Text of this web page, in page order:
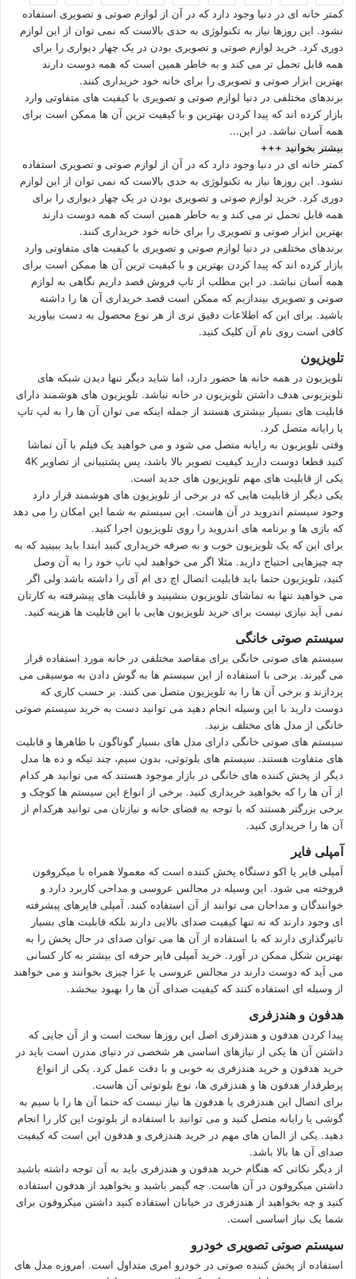
کمتر خانه ای در دنیا وجود دارد که در آن از لوازم صوتی و تصویری استفاده
نشود. این روزها نیاز به تکنولوژی به حدی بالاست که نمی توان از این لوازم
دوری کرد. خرید لوازم صوتی و تصویری بودن در یک چهار دیواری را برای
همه قابل تحمل تر می کند و به خاطر همین است که همه دوست دارند
بهترین ابزار صوتی و تصویری را برای خانه خود خریداری کنند.
برندهای مختلفی در دنیا لوازم صوتی و تصویری با کیفیت های متفاوتی وارد
بازار کرده اند که پیدا کردن بهترین و با کیفیت ترین آن ها ممکن است برای
همه آسان نباشد. در این...
بیشتر بخوانید +++
کمتر خانه ای در دنیا وجود دارد که در آن از لوازم صوتی و تصویری استفاده
نشود. این روزها نیاز به تکنولوژی به حدی بالاست که نمی توان از این لوازم
دوری کرد. خرید لوازم صوتی و تصویری بودن در یک چهار دیواری را برای
همه قابل تحمل تر می کند و به خاطر همین است که همه دوست دارند
بهترین ابزار صوتی و تصویری را برای خانه خود خریداری کنند.
برندهای مختلفی در دنیا لوازم صوتی و تصویری با کیفیت های متفاوتی وارد
بازار کرده اند که پیدا کردن بهترین و با کیفیت ترین آن ها ممکن است برای
همه آسان نباشد. در این مطلب از تاپ فروش قصد داریم نگاهی به لوازم
صوتی و تصویری بیندازیم که ممکن است قصد خریداری آن ها را داشته
باشید. برای این که اطلاعات دقیق تری از هر نوع محصول به دست بیاورید
کافی است روی نام آن کلیک کنید.
تلویزیون
تلویزیون در همه خانه ها حضور دارد، اما شاید دیگر تنها دیدن شبکه های
تلویزیونی هدف داشتن تلویزیون در خانه نباشد. تلویزیون های هوشمند دارای
قابلیت های بسیار بیشتری هستند از جمله اینکه می توان آن ها را به لپ تاپ
یا رایانه متصل کرد.
وقتی تلویزیون به رایانه متصل می شود و می خواهید یک فیلم با آن تماشا
کنید قطعا دوست دارید کیفیت تصویر بالا باشد، پس پشتیبانی از تصاویر 4K
یکی از قابلیت های مهم تلویزیون های جدید است.
یکی دیگر از قابلیت هایی که در برخی از تلویزیون های هوشمند قرار دارد
وجود سیستم اندروید در آن هاست. این سیستم به شما این امکان را می دهد
که بازی ها و برنامه های اندروید را روی تلویزیون اجرا کنید.
برای این که یک تلویزیون خوب و به صرفه خریداری کنید ابتدا باید ببینید که به
چه چیزهایی احتیاج دارید. مثلا اگر می خواهید لپ تاپ خود را به آن وصل
کنید، تلویزیون حتما باید قابلیت اتصال اچ دی ام آی را داشته باشد ولی اگر
می خواهید تنها به تماشای تلویزیون بنشینید و قابلیت های پیشرفته به کارتان
نمی آید نیازی نیست برای خرید تلویزیون هایی با این قابلیت ها هزینه کنید.
سیستم صوتی خانگی
سیستم های صوتی خانگی برای مقاصد مختلفی در خانه مورد استفاده قرار
می گیرند. برخی با استفاده از این سیستم ها به گوش دادن به موسیقی می
پردازند و برخی آن ها را به تلویزیون متصل می کنند. بر حسب کاری که
دوست دارید با این وسیله انجام دهید می توانید دست به خرید سیستم صوتی
خانگی از مدل های مختلف بزنید.
سیستم های صوتی خانگی دارای مدل های بسیار گوناگون با ظاهرها و قابلیت
های متفاوت هستند. سیستم های بلوتوثی، بدون سیم، چند تیکه و ده ها مدل
دیگر از پخش کننده های خانگی در بازار موجود هستند که می توانید هر کدام
از آن ها را که بخواهید خریداری کنید. برخی از انواع این سیستم ها کوچک و
برخی بزرگتر هستند که با توجه به فضای خانه و نیازتان می توانید هرکدام از
آن ها را خریداری کنید.
آمپلی فایر
آمپلی فایر یا اکو دستگاه پخش کننده است که معمولا همراه با میکروفون
فروخته می شود. این وسیله در مجالس عروسی و مداحی کاربرد دارد و
خوانندگان و مداحان می توانند از آن استفاده کنند. آمپلی فایرهای پیشرفته
ای وجود دارند که نه تنها کیفیت صدای بالایی دارند بلکه قابلیت های بسیار
تاثیرگذاری دارند که با استفاده از آن ها می توان صدای در حال پخش را به
بهترین شکل ممکن در آورد. خرید آمپلی فایر حرفه ای بیشتر به کار کسانی
می آید که دوست دارند در مجالس عروسی یا عزا چیزی بخوانند و می خواهند
از وسیله ای استفاده کنند که کیفیت صدای آن ها را بهبود ببخشد.
هدفون و هندزفری
پیدا کردن هدفون و هندزفری اصل این روزها سخت است و از آن جایی که
داشتن آن ها یکی از نیازهای اساسی هر شخصی در دنیای مدرن است باید در
خرید هدفون و خرید هندزفری به خوبی و با دقت عمل کرد. یکی از انواع
پرطرفدار هدفون ها و هندزفری ها، نوع بلوتوثی آن هاست.
برای اتصال این هندزفری یا هدفون ها نیاز نیست که حتما آن ها را با سیم به
گوشی یا رایانه متصل کنید و می توانید با استفاده از بلوتوث این کار را انجام
دهید. یکی از المان های مهم در خرید هندزفری و هدفون این است که کیفیت
صدای آن ها بالا باشد.
از دیگر نکاتی که هنگام خرید هدفون و هندزفری باید به آن توجه داشته باشید
داشتن میکروفون در آن هاست. چه گیمر باشید و بخواهید از هدفون استفاده
کنید و چه بخواهید از هندزفری در خیابان استفاده کنید داشتن میکروفون برای
شما یک نیاز اساسی است.
سیستم صوتی تصویری خودرو
استفاده از پخش کننده صوتی در خودرو امری متداول است. امروزه مدل های